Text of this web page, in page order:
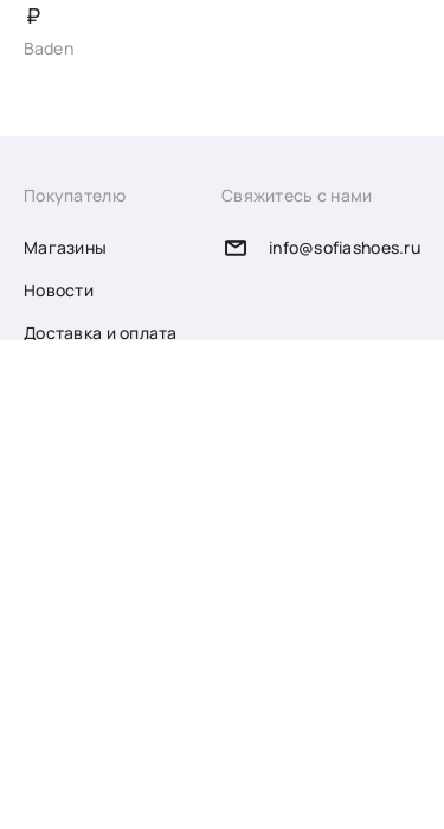
₽
Baden
Покупателю
Магазины
Новости
Доставка и оплата
Свяжитесь с нами
info@sofiashoes.ru